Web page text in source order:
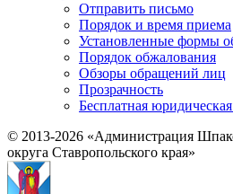
Отправить письмо
Порядок и время приема
Установленные формы
Порядок обжалования
Обзоры обращений лиц
Прозрачность
Бесплатная
© 2013-2026 «Администрация
округа Ставропольского края»